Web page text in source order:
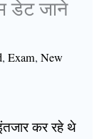
डेट जाने
,Exam,New
इंतजार कर रहे थे